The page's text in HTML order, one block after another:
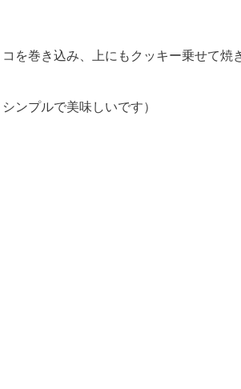
を巻き込み、上にもクッキー乗せて焼
ンプルで美味しいです）